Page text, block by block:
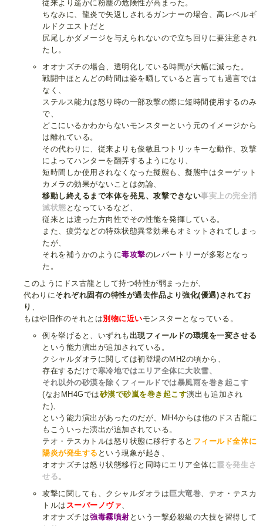
従来より遥かに粉塵の危険性が高まった。
ちなみに、龍炎で矢返しされるガンナーの場合、高レベルギ
ルドクエストだと
尻尾しかダメージを与えられないので立ち回りに要注意され
たし。
オオナズチの場合、透明化している時間が大幅に減った。
戦闘中ほとんどの時間は姿を晒していると言っても過言では
なく、
ステルス能力は怒り時の一部攻撃の際に短時間使用するのみ
で、
どこにいるかわからないモンスターという元のイメージから
は離れている。
その代わりに、従来よりも俊敏且つトリッキーな動作、攻撃
によってハンターを翻弄するようになり、
短時間しか使用されなくなった擬態も、擬態中はターゲット
カメラの効果がないことは勿論、
移動し終えるまで本体を発見、攻撃できない事実上の完全消
滅状態 となっているなど、
従来とは違った方向性でその性能を発揮している。
また、疲労などの特殊状態異常効果もオミットされてしまっ
たが、
それを補うかのように毒攻撃のレパートリーが多彩となっ
た。
このようにドス古龍として持つ特性が弱まったが、
代わりにそれぞれ固有の特性が過去作品より強化(優遇)されてお
り 、
もはや旧作のそれとは別物に近いモンスターとなっている。
例を挙げると、いずれも 出現フィールドの環境を一変させる
という能力演出が追加されている。
クシャルダオラに関しては初登場のMH2の頃から、
存在するだけで寒冷地ではエリア全体に大吹雪、
それ以外の砂漠を除くフィールドでは暴風雨を巻き起こす
(なおMH4Gでは砂漠で砂嵐を巻き起こす演出も追加され
た)、
という能力演出があったのだが、MH4からは他のドス古龍に
もこういった演出が追加されている。
テオ・テスカトルは怒り状態に移行すると フィールド全体に
陽炎が発生する という現象が起き、
オオナズチは怒り状態移行と同時にエリア全体に霞を発生さ
せる。
攻撃に関しても、クシャルダオラは 巨大竜巻、テオ・テスカ
トルは スーパーノヴァ、
オオナズチは強毒霧噴射 という一撃必殺級の大技を習得して